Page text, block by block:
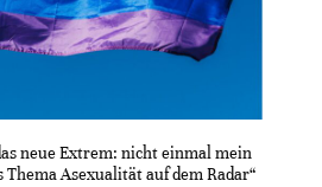
neue Extrem: nicht einmal mein
Thema Asexualität auf dem Radar“